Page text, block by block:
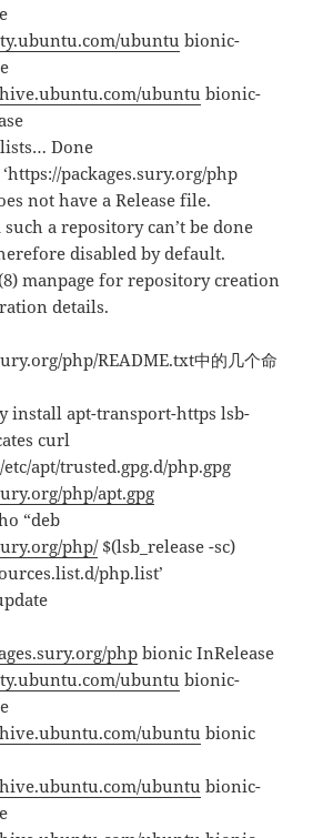
ubuntu bionic-
ubuntu bionic-
lists… Done
packages.sury.org/php
not have a Release file.
a repository can’t be done
disabled by default.
manpage for repository creation
details.
php/README.txt中的几个命
y install apt-transport-https lsb-
curl
etc/apt/trusted.gpg.d/php.gpg
php/apt.gpg
“deb
php/$(lsb_release -sc)
php.list’
php bionic InRelease
ubuntu bionic-
ubuntu bionic
ubuntu bionic-